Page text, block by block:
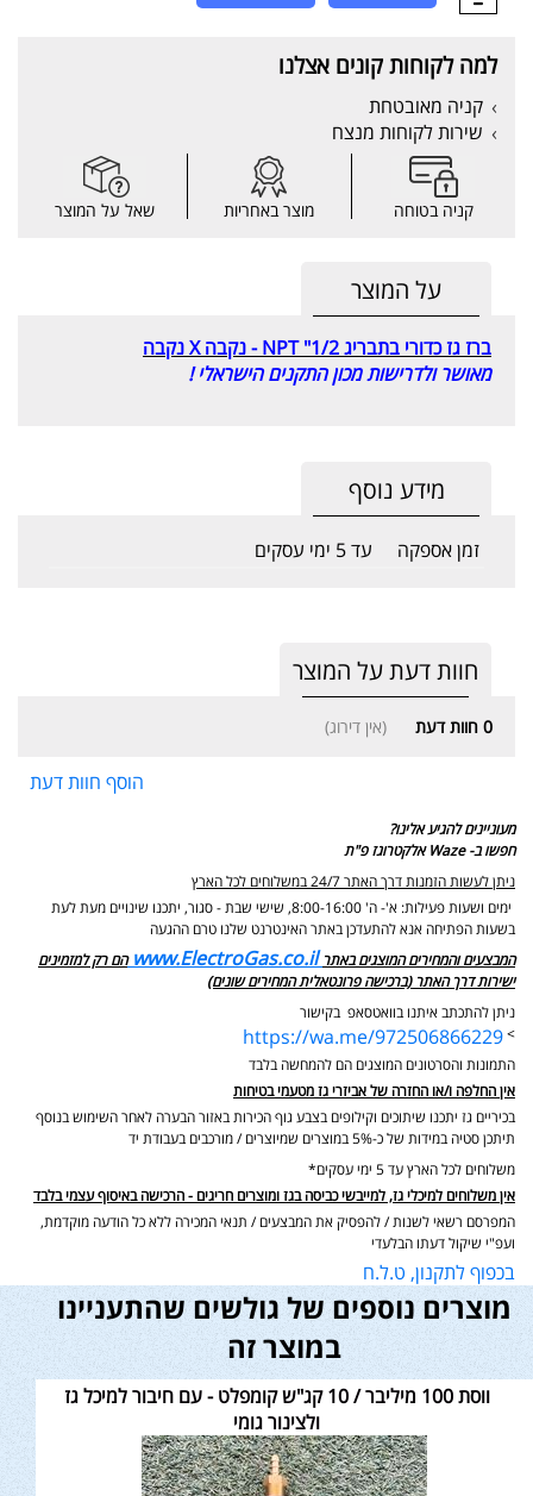
למה לקוחות קונים אצלנו
קניה מאובטחת
שירות לקוחות מנצח
קניה בטוחה מוצר באחריות שאל על המוצר
על המוצר
ברז גז כדורי בתבריג 1/2" NPT - נקבה X נקבה
מאושר ולדרישות מכון התקנים הישראלי !
מידע נוסף
זמן אספקה עד 5 ימי עסקים
חוות דעת על המוצר
0 חוות דעת (אין דירוג)
הוסף חוות דעת
מעוניינים להגיע אלינו?
חפשו ב- Waze אלקטרוגז פ"ת
ניתן לעשות הזמנות דרך האתר 24/7 במשלוחים לכל הארץ
ימים ושעות פעילות: א'- ה' 8:00-16:00, שישי שבת - סגור,
יתכנו שינויים מעת לעת
בשעות הפתיחה אנא להתעדכן באתר האינטרנט שלנו טרם ההגעה
המבצעים והמחירים המוצגים באתר www.ElectroGas.co.il הם רק למזמינים
ישירות דרך האתר (ברכישה פרונטאלית המחירים שונים)
ניתן להתכתב איתנו בוואטסאפ בקישור
>
https://wa.me/972506866229
התמונות והסרטונים המוצגים הם להמחשה בלבד
אין החלפה ו/או החזרה של אביזרי גז מטעמי בטיחות
בכיריים גז יתכנו שיתוכים וקילופים בצבע גוף הכירות באזור הבערה לאחר השימוש בנוסף
תיתכן סטיה במידות של כ-5% במוצרים שמיוצרים / מורכבים בעבודת יד
משלוחים לכל הארץ עד 5 ימי עסקים*
אין משלוחים למיכלי גז, למייבשי כביסה בגז ומוצרים חריגים - הרכישה באיסוף עצמי בלבד
המפרסם רשאי לשנות / להפסיק את המבצעים / תנאי המכירה ללא כל הודעה מוקדמת,
ועפ"י שיקול דעתו הבלעדי
בכפוף לתקנון, ט.ל.ח
מוצרים נוספים של גולשים שהתעניינו
במוצר זה
ווסת 100 מיליבר / 10 קג"ש קומפלט - עם חיבור למיכל גז
ולצינור גומי